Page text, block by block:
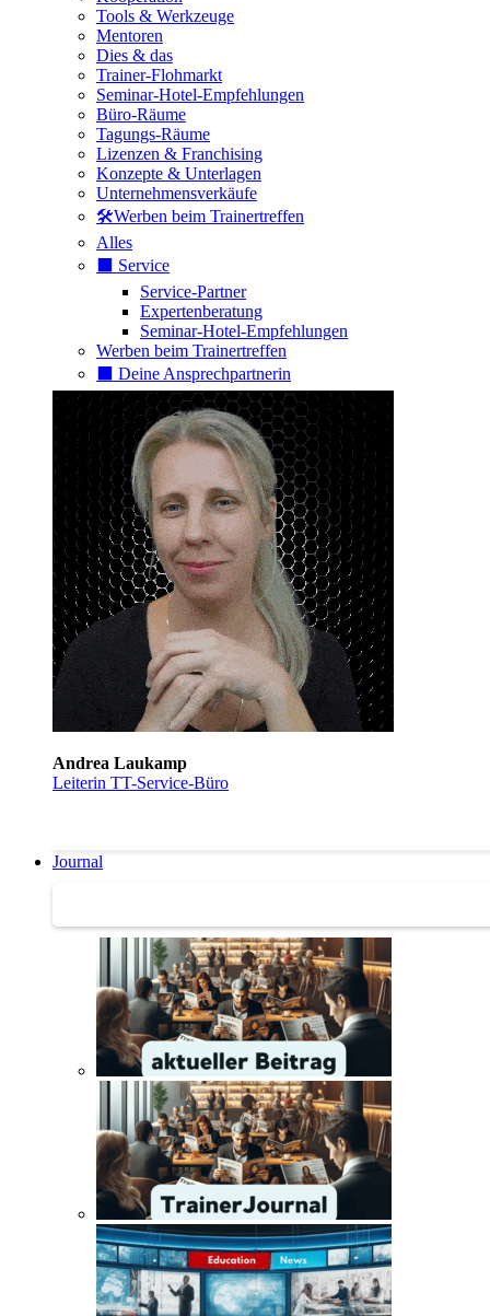
Tools & Werkzeuge
Mentoren
Dies & das
Trainer-Flohmarkt
Seminar-Hotel-Empfehlungen
Büro-Räume
Tagungs-Räume
Lizenzen & Franchising
Konzepte & Unterlagen
Unternehmensverkäufe
🛠️Werben beim Trainertreffen
Alles
⬛️ Service
Service-Partner
Expertenberatung
Seminar-Hotel-Empfehlungen
Werben beim Trainertreffen
⬛️ Deine Ansprechpartnerin
Andrea Laukamp
Leiterin TT-Service-Büro
Journal